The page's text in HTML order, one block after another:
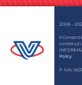
2008 –
Il
contenuti
Policy
P. IVA: